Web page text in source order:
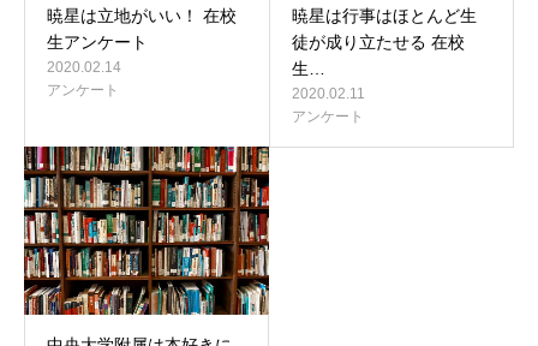
暁星は立地がいい！ 在校
生アンケート
2020.02.14
アンケート
暁星は行事はほとんど生
徒が成り立たせる 在校
生…
2020.02.11
アンケート